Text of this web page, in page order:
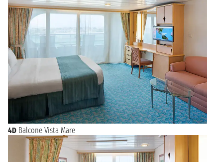
4D Balcone Vista Mare